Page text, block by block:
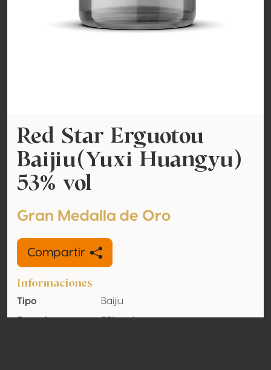
Red Star Erguotou
Baijiu(Yuxi Huangyu)
53% vol
Gran Medalla de Oro
Compartir
Informaciones
Tipo
Baijiu
Tasa de
53% vol